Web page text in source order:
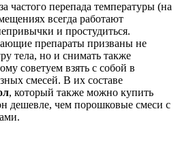
частого перепада температуры (на
всегда работают
и простудиться.
препараты призваны не
тела, но и снимать также
советуем взять с собой в
смесей. В их составе
, который также можно купить
дешевле, чем порошковые смеси с